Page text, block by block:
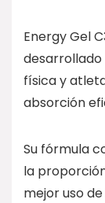
Energy Gel
física y
absorción
Su fórmula
la
mejor uso